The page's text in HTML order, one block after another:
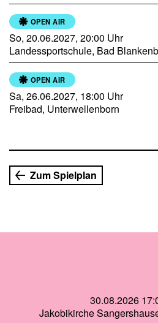
OPEN AIR
So, 20.06.2027, 20:00 Uhr
Landessportschule, Bad
OPEN AIR
Sa, 26.06.2027, 18:00 Uhr
Freibad, Unterwellenborn
Zum Spielplan
30.08.2026
Jakobikirche